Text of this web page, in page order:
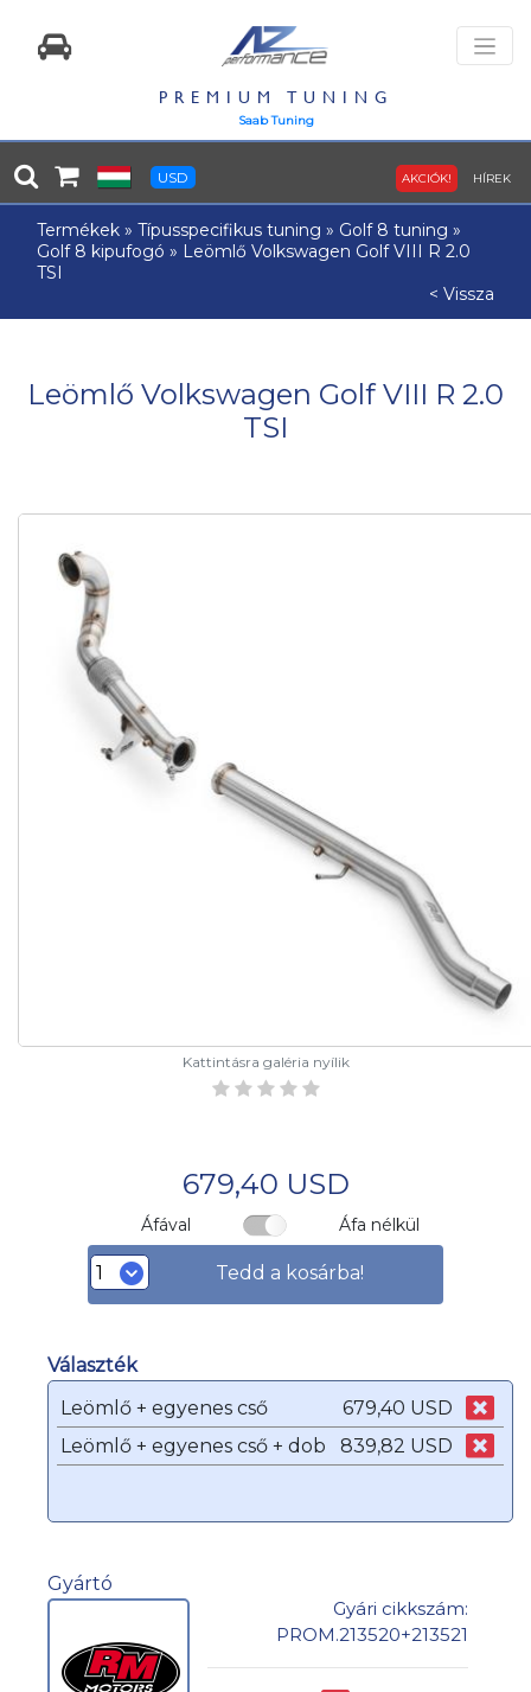
PREMIUM TUNING
Saab Tuning
USD AKCIÓK! HÍREK
Termékek » Típusspecifikus tuning » Golf 8 tuning »
Golf 8 kipufogó » Leömlő Volkswagen Golf VIII R 2.0
TSI
< Vissza
Leömlő Volkswagen Golf VIII R 2.0
TSI
Kattintásra galéria nyílik
679,40 USD
Áfával Áfa nélkül
Tedd a kosárba!
Választék
Leömlő + egyenes cső
679,40 USD
Leömlő + egyenes cső + dob
839,82 USD
Gyártó
Gyári cikkszám:
PROM.213520+213521